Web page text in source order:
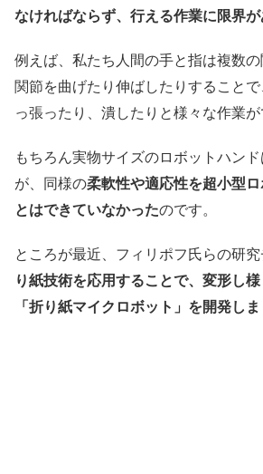
なければならず、行える作業に限界
例えば、私たち人間の手と指は複数
関節を曲げたり伸ばしたりすること
っ張ったり、潰したりと様々な作業が
もちろん実物サイズのロボットハン
が、同様の柔軟性や適応性を超小型
とはできていなかったのです。
ところが最近、フィリポフ氏らの研究
り紙技術を応用することで、変形し
「折り紙マイクロボット」を開発し